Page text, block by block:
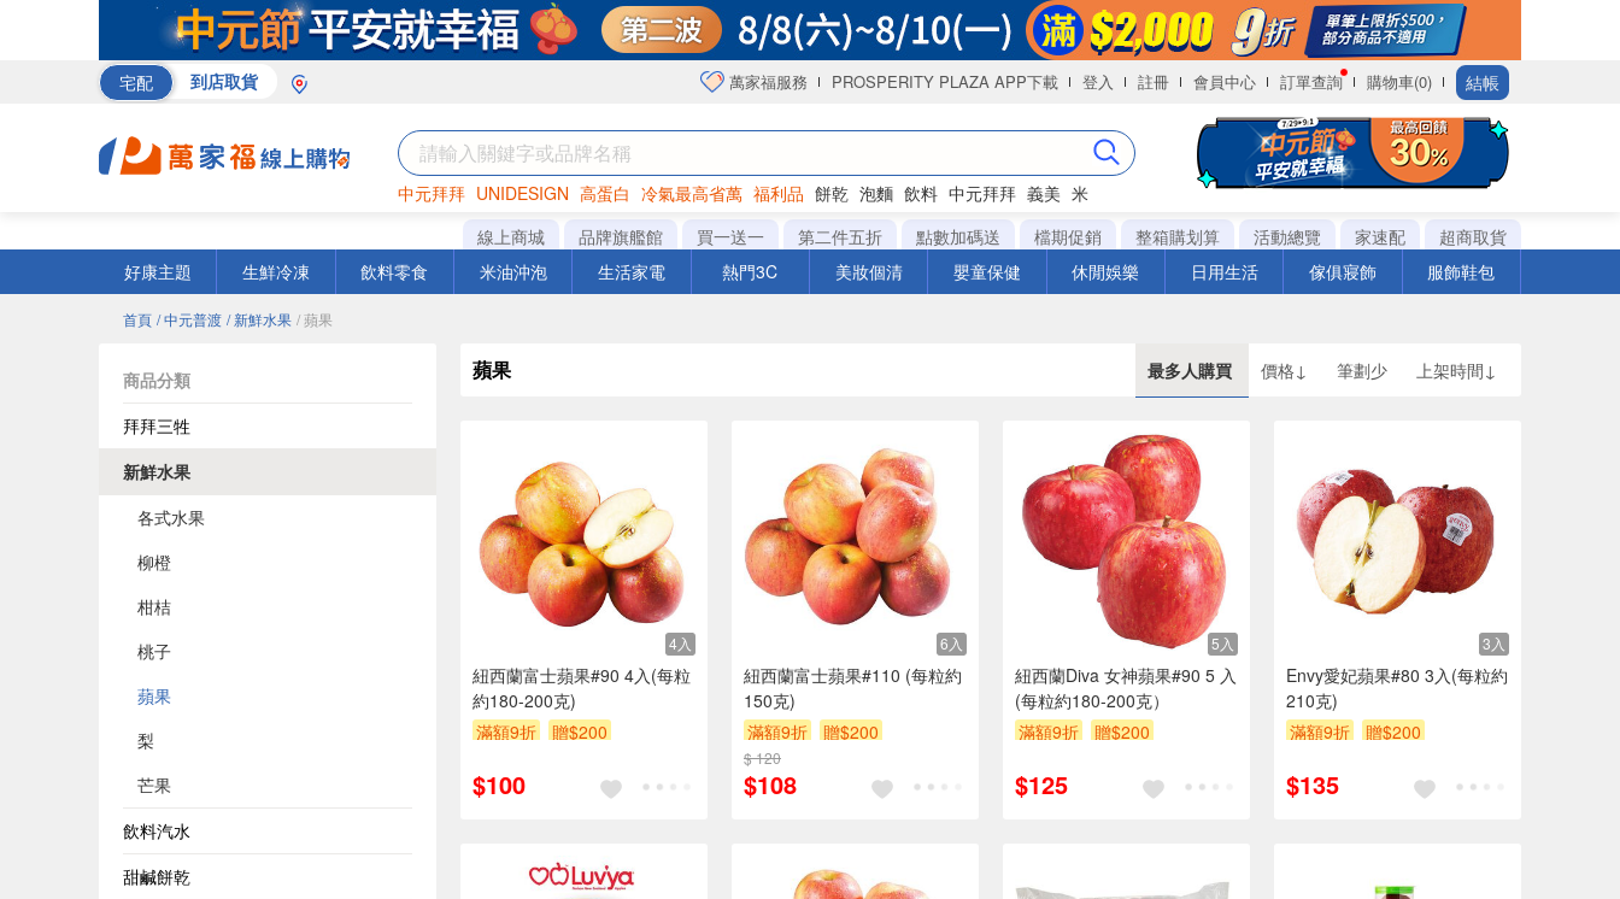
宅配 到店取貨 萬家福服務 PROSPERITY PLAZA APP下載 登入 註冊 會員中心 訂單查詢 購物車(0) 結帳
中元拜拜 UNIDESIGN 高蛋白 冷氣最高省萬 福利品 餅乾 泡麵 飲料 中元拜拜 義美 米
罐頭 咖啡 海苔
線上商城 品牌旗艦館 買一送一 第二件五折 點數加碼送 檔期促銷 整箱購划算 活動總覽 家速配
超商取貨
好康主題
生鮮冷凍 飲料零食 米油沖泡 生活家電 熱門3C 美妝個清 嬰童保健 休閒娛樂 日用生活 傢俱寢飾 服飾鞋包
首頁 / 中元普渡 / 新鮮水果 / 蘋果
商品分類
拜拜三牲
新鮮水果
各式水果
柳橙
柑桔
桃子
蘋果
梨
芒果
飲料汽水
甜鹹餅乾
蘋果 最多人購買 價格↓ 筆劃少 上架時間↓
4入
紐西蘭富士蘋果#90 4入(每粒
約180-200克)
滿額9折
贈$200
$100
6入
紐西蘭富士蘋果#110 (每粒約
150克)
滿額9折
贈$200
$ 120
$108
5入
紐西蘭Diva 女神蘋果#90 5 入
(每粒約180-200克）
滿額9折
贈$200
$125
3入
Envy愛妃蘋果#80 3入(每粒約
210克)
滿額9折
贈$200
$135